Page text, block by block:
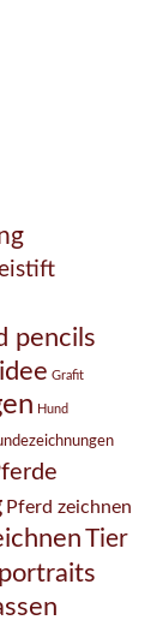
pencils
Grafit
Hund
Pferd zeichnen
Tier